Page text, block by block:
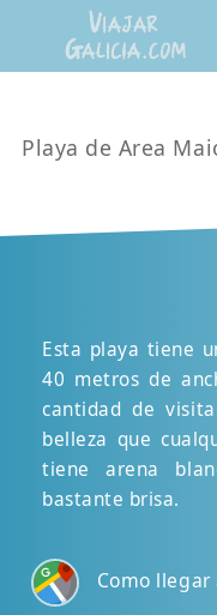
Playa de Area
Esta playa tiene
40 metros de
cantidad de
belleza que
tiene arena
bastante brisa.
Como